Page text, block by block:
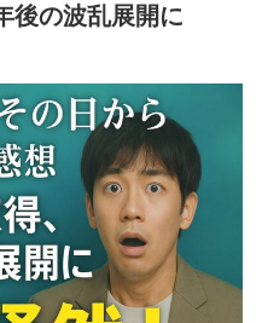
後の波乱展開に